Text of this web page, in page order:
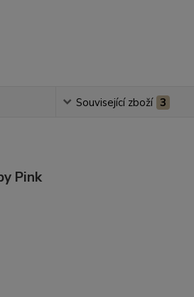
Související zboží 3
Pink